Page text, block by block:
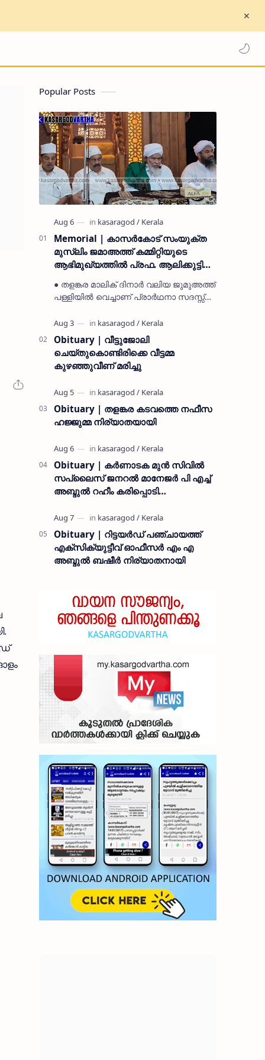
Popular Posts
Memorial | കാസർകോട് സംയുക്ത
മുസ്ലിം ജമാഅത്ത് കമ്മിറ്റിയുടെ
ആഭിമുഖ്യത്തിൽ പ്രഫ. ആലിക്കുട്ടി
മുസ്ലിയാർ അനുസ്മരണം നടത്തി
● തളങ്കര മാലിക് ദിനാർ വലിയ ജുമുഅത്ത്
പള്ളിയിൽ വെച്ചാണ് പ്രാർഥനാ സദസ്സ്
ഉമർ മുസ്ലിയാർ പരിപാടിക്ക് നേതൃത്വം
നൽകി കാസ…
Obituary | വീട്ടുജോലി
ചെയ്തുകൊണ്ടിരിക്കെ വീട്ടമ്മ
കുഴഞ്ഞുവീണ് മരിച്ചു
Obituary | തളങ്കര കടവത്തെ നഫീസ
ഹജ്ജുമ്മ നിര്യാതയായി
Obituary | കർണാടക മുൻ സിവില്‍
സപ്ലൈസ് ജനറൽ മാനേജർ പി എച്ച്
അബ്ദുൽ റഹീം കരിപ്പൊടി
Obituary | റിട്ടയർഡ് പഞ്ചായത്ത്
എക്സിക്യുട്ടീവ് ഓഫീസർ എം എ
അബ്ദുൽ ബഷീർ നിര്യാതനായി